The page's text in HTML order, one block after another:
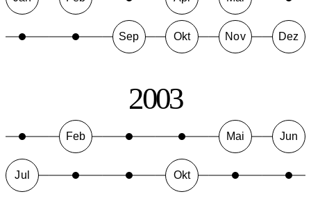
Sep Okt Nov Dez
2003
Feb Mai Jun
Jul Okt